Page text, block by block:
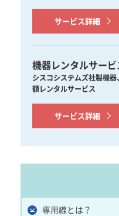
サービス詳細
機器レンタルサービ
シスコシステムズ社製機
額レンタルサービス
サービス詳細
専用線とは？